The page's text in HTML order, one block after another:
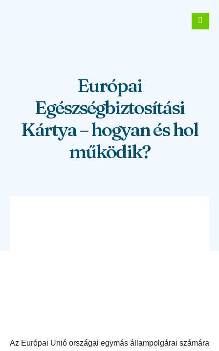
Európai
Egészségbiztosítási
Kártya – hogyan és hol
működik?
Az Európai Unió országai egymás állampolgárai számára